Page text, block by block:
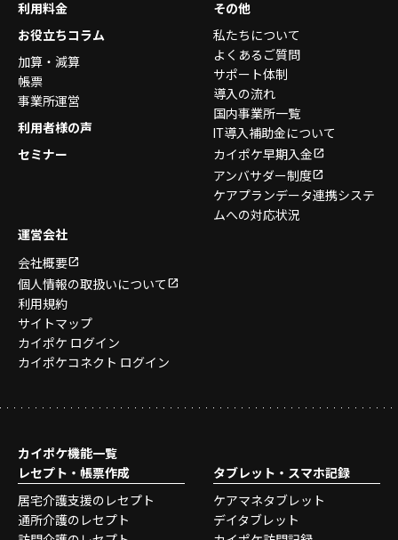
利用料金
お役立ちコラム
加算・減算
帳票
事業所運営
利用者様の声
セミナー
その他
私たちについて
よくあるご質問
サポート体制
導入の流れ
国内事業所一覧
IT導入補助金について
カイポケ早期入金
アンバサダー制度
ケアプランデータ連携システ
ムへの対応状況
運営会社
会社概要
個人情報の取扱いについて
利用規約
サイトマップ
カイポケ ログイン
カイポケコネクト ログイン
カイポケ機能一覧
レセプト・帳票作成
居宅介護支援のレセプト
通所介護のレセプト
タブレット・スマホ記録
ケアマネタブレット
デイタブレット